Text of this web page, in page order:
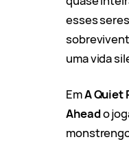
esses
uma vida
EmA Quiet
Aheado